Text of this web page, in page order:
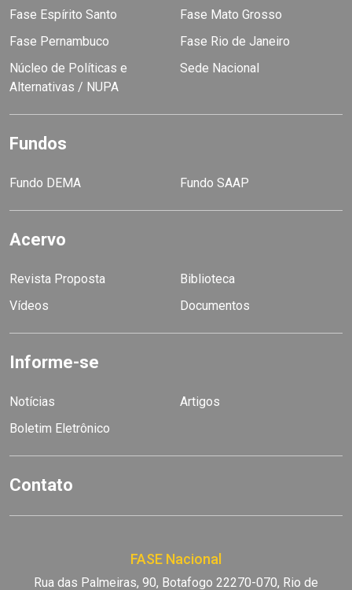
Fase Espírito Santo
Fase Mato Grosso
Fase Pernambuco
Fase Rio de Janeiro
Núcleo de Políticas e
Alternativas / NUPA
Sede Nacional
Fundos
Fundo DEMA Fundo SAAP
Acervo
Revista Proposta
Biblioteca
Vídeos
Documentos
Informe-se
Notícias
Artigos
Boletim Eletrônico
Contato
FASE Nacional
Rua das Palmeiras, 90, Botafogo 22270-070, Rio de